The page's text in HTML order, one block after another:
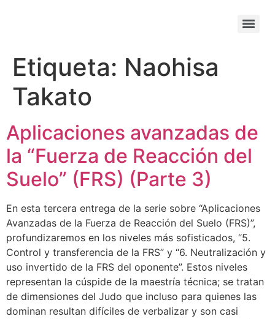
Etiqueta: Naohisa
Takato
Aplicaciones avanzadas de
la “Fuerza de Reacción del
Suelo” (FRS) (Parte 3)
En esta tercera entrega de la serie sobre “Aplicaciones
Avanzadas de la Fuerza de Reacción del Suelo (FRS)”,
profundizaremos en los niveles más sofisticados, “5.
Control y transferencia de la FRS” y “6. Neutralización y
uso invertido de la FRS del oponente”. Estos niveles
representan la cúspide de la maestría técnica; se tratan
de dimensiones del Judo que incluso para quienes las
dominan resultan difíciles de verbalizar y son casi